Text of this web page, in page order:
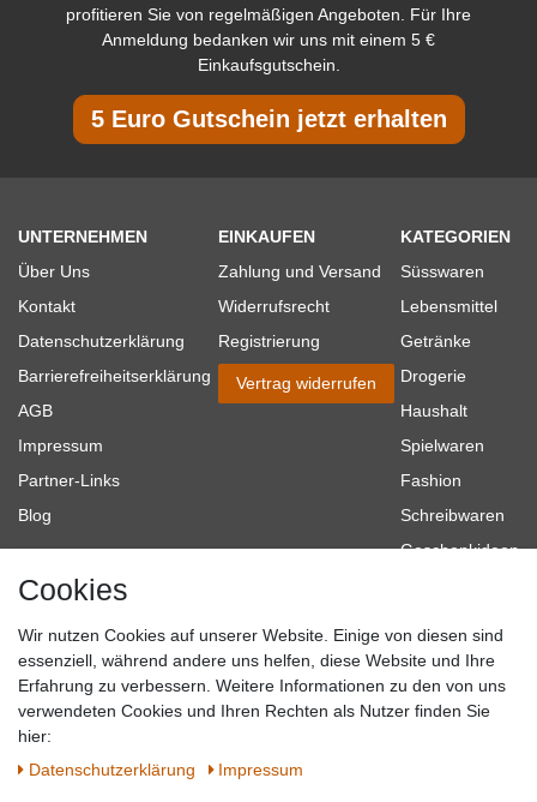
profitieren Sie von regelmäßigen Angeboten. Für Ihre
Anmeldung bedanken wir uns mit einem 5 €
Einkaufsgutschein.
5 Euro Gutschein jetzt erhalten
UNTERNEHMEN
Über Uns
Kontakt
Datenschutzerklärung
Barrierefreiheitserklärung
AGB
Impressum
Partner-Links
Blog
EINKAUFEN
Zahlung und Versand
Widerrufsrecht
Registrierung
Vertrag widerrufen
KATEGORIEN
Süsswaren
Lebensmittel
Getränke
Drogerie
Haushalt
Spielwaren
Fashion
Schreibwaren
Geschenkideen
Topmarken
SICHER EINKAUFEN WIR AKZEPTIEREN
Cookies
Wir nutzen Cookies auf unserer Website. Einige von diesen sind
essenziell, während andere uns helfen, diese Website und Ihre
Erfahrung zu verbessern. Weitere Informationen zu den von uns
verwendeten Cookies und Ihren Rechten als Nutzer finden Sie
hier:
Daten­schutz­erklärung
Impressum